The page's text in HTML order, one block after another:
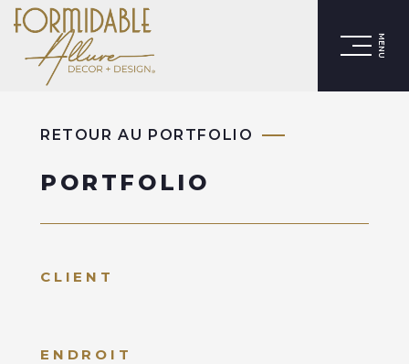
MENU
RETOUR AU PORTFOLIO
PORTFOLIO
CLIENT
ENDROIT